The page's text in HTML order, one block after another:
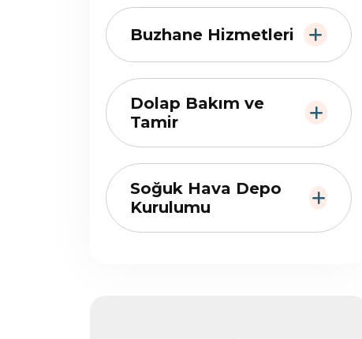
Buzhane Hizmetleri
Dolap Bakım ve
Tamir
Soğuk Hava Depo
Kurulumu